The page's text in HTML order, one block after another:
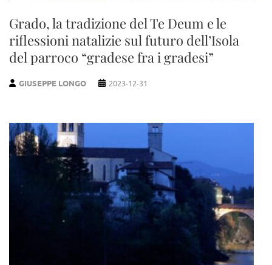
Grado, la tradizione del Te Deum e le
riflessioni natalizie sul futuro dell’Isola
del parroco “gradese fra i gradesi”
GIUSEPPE LONGO 2023-12-31